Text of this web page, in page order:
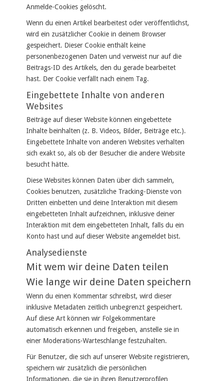
Anmelde-Cookies gelöscht.
Wenn du einen Artikel bearbeitest oder veröffentlichst,
wird ein zusätzlicher Cookie in deinem Browser
gespeichert. Dieser Cookie enthält keine
personenbezogenen Daten und verweist nur auf die
Beitrags-ID des Artikels, den du gerade bearbeitet
hast. Der Cookie verfällt nach einem Tag.
Eingebettete Inhalte von anderen
Websites
Beiträge auf dieser Website können eingebettete
Inhalte beinhalten (z. B. Videos, Bilder, Beiträge etc.).
Eingebettete Inhalte von anderen Websites verhalten
sich exakt so, als ob der Besucher die andere Website
besucht hätte.
Diese Websites können Daten über dich sammeln,
Cookies benutzen, zusätzliche Tracking-Dienste von
Dritten einbetten und deine Interaktion mit diesem
eingebetteten Inhalt aufzeichnen, inklusive deiner
Interaktion mit dem eingebetteten Inhalt, falls du ein
Konto hast und auf dieser Website angemeldet bist.
Analysedienste
Mit wem wir deine Daten teilen
Wie lange wir deine Daten speichern
Wenn du einen Kommentar schreibst, wird dieser
inklusive Metadaten zeitlich unbegrenzt gespeichert.
Auf diese Art können wir Folgekommentare
automatisch erkennen und freigeben, anstelle sie in
einer Moderations-Warteschlange festzuhalten.
Für Benutzer, die sich auf unserer Website registrieren,
speichern wir zusätzlich die persönlichen
Informationen, die sie in ihren Benutzerprofilen